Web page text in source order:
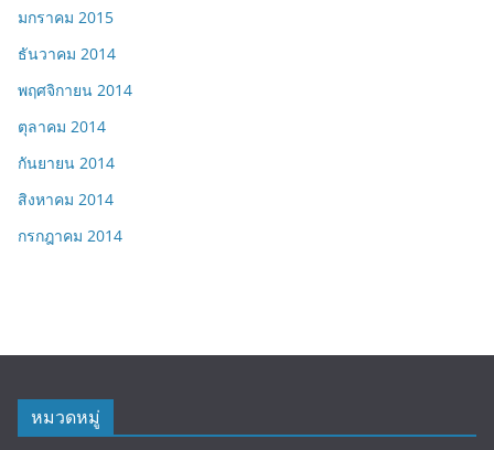
มกราคม 2015
ธันวาคม 2014
พฤศจิกายน 2014
ตุลาคม 2014
กันยายน 2014
สิงหาคม 2014
กรกฎาคม 2014
หมวดหมู่